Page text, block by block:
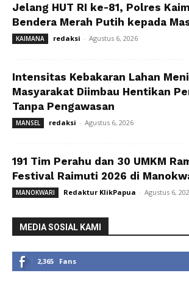
Jelang HUT RI ke-81, Polres
Bendera Merah Putih kepada
KAIMANA redaksi - Agustus 6, 2026
Intensitas Kebakaran Lahan
Masyarakat Diimbau Hentikan
Tanpa Pengawasan
MANSEL redaksi - Agustus 6, 2026
191 Tim Perahu dan 30 UMKM
Festival Raimuti 2026 di
MANOKWARI Redaktur KlikPapua - Agustus 6,
MEDIA SOSIAL KAMI
2,365 Fans